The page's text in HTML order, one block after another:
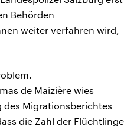
Behörden
weiter verfahren wird,
de Maizière wies
des Migrationsberichtes
die Zahl der Flüchtlinge